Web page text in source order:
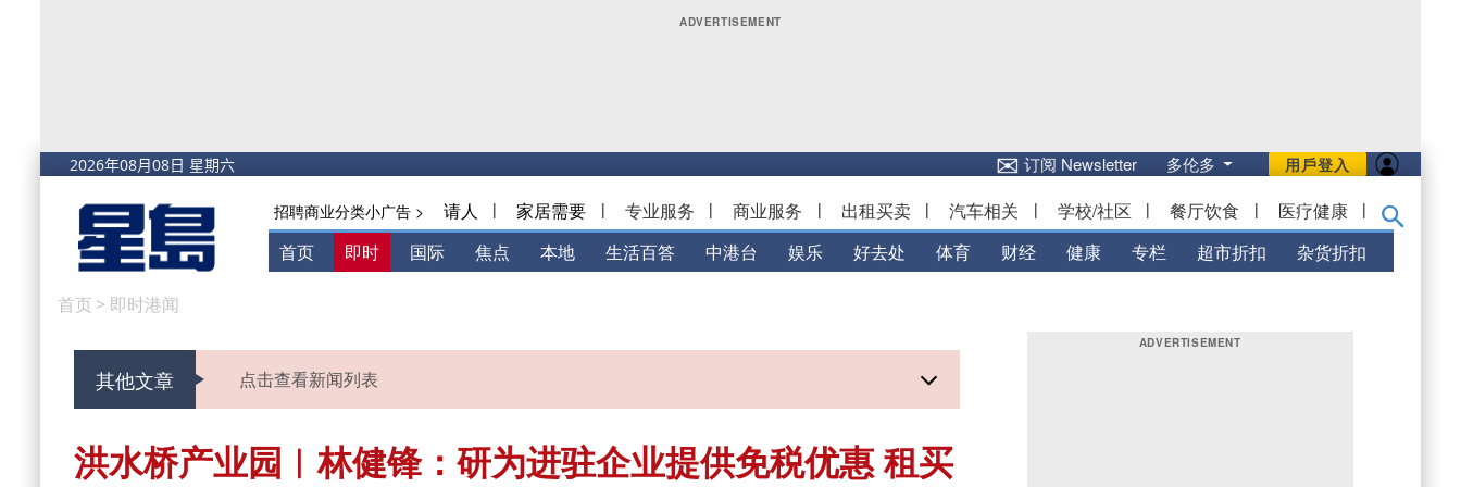
用戶登入
✉订阅 Newsletter 多伦多
招聘商业分类小广告 > 请人 | 家居需要 | 专业服务 | 商业服务 | 出租买卖 | 汽车相关 | 学校/社区 | 餐厅饮食 | 医疗健康 |
首页 即时 国际 焦点 本地 生活百答 中港台 娱乐 好去处 体育 财经 健康 专栏 超市折扣 杂货折扣
首页 > 即时港闻
其他文章 点击查看新闻列表
洪水桥产业园︱林健锋：研为进驻企业提供免税优惠 租买